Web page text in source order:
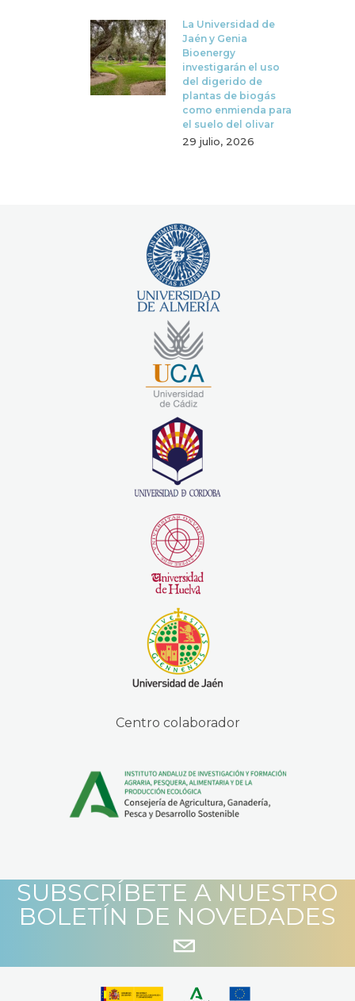
La Universidad de
Jaén y Genia
Bioenergy
investigarán el uso
del digerido de
plantas de biogás
como enmienda para
el suelo del olivar
29 julio, 2026
Centro colaborador
SUBSCRÍBETE A NUESTRO
BOLETÍN DE NOVEDADES